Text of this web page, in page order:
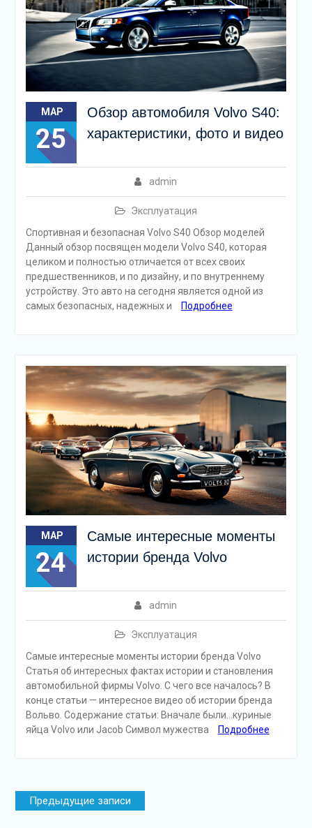
МАР
25
Обзор автомобиля Volvo S40:
характеристики, фото и видео
admin
Эксплуатация
Спортивная и безопасная Volvo S40 Обзор моделей
Данный обзор посвящен модели Volvo S40, которая
целиком и полностью отличается от всех своих
предшественников, и по дизайну, и по внутреннему
устройству. Это авто на сегодня является одной из
самых безопасных, надежных и
Подробнее
МАР
24
Самые интересные моменты
истории бренда Volvo
admin
Эксплуатация
Самые интересные моменты истории бренда Volvo
Статья об интересных фактах истории и становления
автомобильной фирмы Volvo. С чего все началось? В
конце статьи — интересное видео об истории бренда
Вольво. Содержание статьи: Вначале были…куриные
яйца Volvo или Jacob Символ мужества
Подробнее
Навигация
по
Предыдущие записи